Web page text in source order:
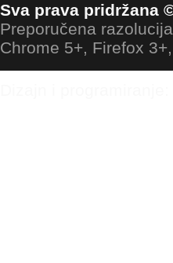
Sva prava pridržana
Preporučena
Chrome 5+, Firefox